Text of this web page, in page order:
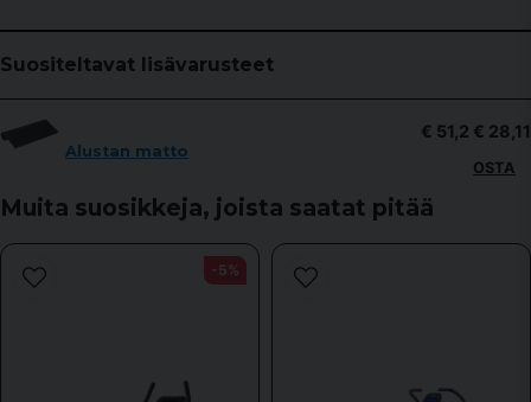
name
emailSähköpostiosoite
Anonyymi
9 kuukautta sitten
Suositeltavat lisävarusteet
Alustan matto
€ 51,2 € 28,11
OSTA
Muita suosikkeja, joista saatat pitää
-5%